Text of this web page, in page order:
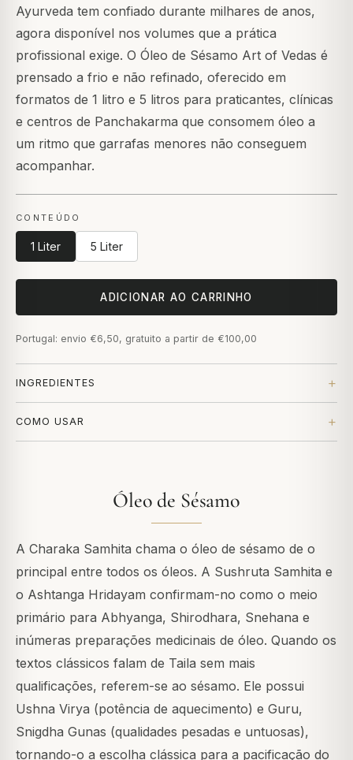
Ayurveda tem confiado durante milhares de anos,
agora disponível nos volumes que a prática
profissional exige. O Óleo de Sésamo Art of Vedas é
prensado a frio e não refinado, oferecido em
formatos de 1 litro e 5 litros para praticantes, clínicas
e centros de Panchakarma que consomem óleo a
um ritmo que garrafas menores não conseguem
acompanhar.
CONTEÚDO
1 Liter 5 Liter
ADICIONAR AO CARRINHO
Portugal: envio €6,50, gratuito a partir de €100,00
INGREDIENTES
COMO USAR
Óleo de Sésamo
A Charaka Samhita chama o óleo de sésamo de o
principal entre todos os óleos. A Sushruta Samhita e
o Ashtanga Hridayam confirmam-no como o meio
primário para Abhyanga, Shirodhara, Snehana e
inúmeras preparações medicinais de óleo. Quando os
textos clássicos falam de Taila sem mais
qualificações, referem-se ao sésamo. Ele possui
Ushna Virya (potência de aquecimento) e Guru,
Snigdha Gunas (qualidades pesadas e untuosas),
tornando-o a escolha clássica para a pacificação do